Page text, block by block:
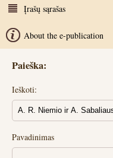
Įrašų sąrašas
About the e-publication
Paieška:
Ieškoti:
Pavadinimas